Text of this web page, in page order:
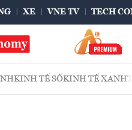
XE VNE TV TECH
KINH TẾ SỐKINH TẾ XANH